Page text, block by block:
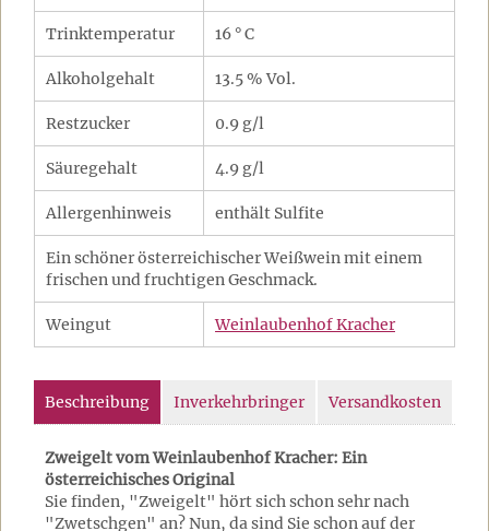
Trinktemperatur 16 ° C
Alkoholgehalt 13.5 % Vol.
Restzucker 0.9 g/l
Säuregehalt 4.9 g/l
Allergenhinweis enthält Sulfite
Ein schöner österreichischer Weißwein mit einem
frischen und fruchtigen Geschmack.
Weingut Weinlaubenhof Kracher
Beschreibung Inverkehrbringer Versandkosten
Zweigelt vom Weinlaubenhof Kracher: Ein
österreichisches Original
Sie finden, "Zweigelt" hört sich schon sehr nach
"Zwetschgen" an? Nun, da sind Sie schon auf der